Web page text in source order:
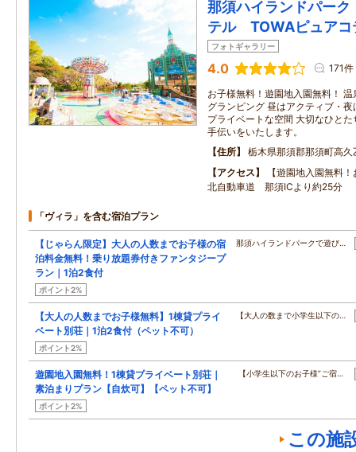
那須ハイランドパー
テル TOWAピュアコ
フォトギャラリー
4.0 171件
お子様無料！遊園地入園無料！
グランピング 昼はアクティブ・
プライベートな空間 大切なひと
手伝いをいたします。
住所
栃木県那須郡那須町高
アクセス
【遊園地入園無料
北自動車道 那須ICより約25分
「ヴィラ」を含む宿泊プラン
【じゃらん限定】大人の人数までお子様の宿
泊料金無料！乗り放題券付きファンタジープ
ラン｜1泊2食付
ポイント2%
那須ハイランドパークで遊び…
【大人の人数までお子様無料】1棟貸プライ
ベート別荘｜1泊2食付（ペット不可）
ポイント2%
【大人の数まで小学生以下の…
遊園地入園無料！1棟貸プライベート別荘｜
素泊まりプラン【自炊可】【ペット不可】
ポイント2%
【小学生以下のお子様”ご宿…
この施